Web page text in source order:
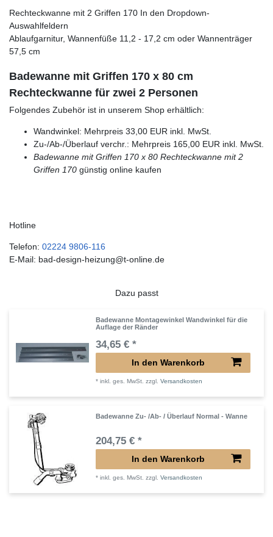
Rechteckwanne mit 2 Griffen 170 In den Dropdown-
Auswahlfeldern
Ablaufgarnitur, Wannenfüße 11,2 - 17,2 cm oder Wannenträger
57,5 cm
Badewanne mit Griffen 170 x 80 cm
Rechteckwanne für zwei 2 Personen
Folgendes Zubehör ist in unserem Shop erhältlich:
Wandwinkel: Mehrpreis 33,00 EUR inkl. MwSt.
Zu-/Ab-/Überlauf verchr.: Mehrpreis 165,00 EUR inkl. MwSt.
Badewanne mit Griffen 170 x 80 Rechteckwanne mit 2
Griffen 170 günstig online kaufen
Hotline
Telefon: 02224 9806-116
E-Mail: bad-design-heizung@t-online.de
Dazu passt
Badewanne Montagewinkel Wandwinkel für die
Auflage der Ränder
34,65 € *
In den Warenkorb
*inkl. ges. MwSt. zzgl.Versandkosten
Badewanne Zu- /Ab- / Überlauf Normal - Wanne
204,75 € *
In den Warenkorb
*inkl. ges. MwSt. zzgl.Versandkosten